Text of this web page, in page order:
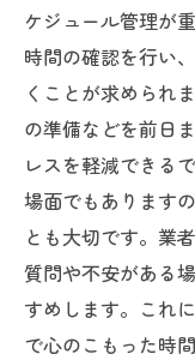
感謝の気
飼い主の
思い出を
心温まる
訪問ペット
訣
訪問ペッ
ト
落ち着い
ケジュール管理が
時間の確認を行い
くことが求められ
の準備などを前日
レスを軽減できる
場面でもあります
とも大切です。業
質問や不安がある
すめします。これ
で心のこもった時